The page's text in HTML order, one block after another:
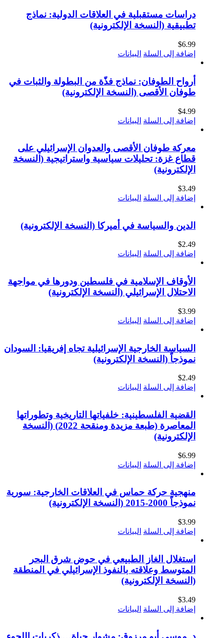
دراسات مستقبلية في العلاقات الدولية: نماذج
تطبيقية (النسخة الإلكترونية)
$6.99
إضافة إلى السلة البيانات
أرواح الطوفان: نماذج فذّة من البطولة والثبات في
طوفان الأقصى (النسخة الإلكترونية)
$4.99
إضافة إلى السلة البيانات
معركة طوفان الأقصى والعدوان الإسرائيلي على
قطاع غزة: تحليلات سياسية واستراتيجية (النسخة
الإلكترونية)
$3.49
إضافة إلى السلة البيانات
الدين والسياسة في أميركا (النسخة الإلكترونية)
$2.49
إضافة إلى السلة البيانات
الأوقاف الإسلامية في فلسطين ودورها في مواجهة
الاحتلال الإسرائيلي (النسخة الإلكترونية)
$3.99
إضافة إلى السلة البيانات
السياسة الخارجية الإسرائيلية تجاه إفريقيا: السودان
نموذجاً (النسخة الإلكترونية)
$2.49
إضافة إلى السلة البيانات
القضية الفلسطينية: خلفياتها التاريخية وتطوراتها
المعاصرة (طبعة مزيدة ومنقحة 2022) (النسخة
الإلكترونية)
$6.99
إضافة إلى السلة البيانات
منهجية حركة حماس في العلاقات الخارجية: سورية
نموذجاً 2000-2015 (النسخة الإلكترونية)
$3.99
إضافة إلى السلة البيانات
استغلال الغاز الطبيعي في حوض شرق البحر
المتوسط وعلاقته بالنفوذ الإسرائيلي في المنطقة
(النسخة الإلكترونية)
$3.49
إضافة إلى السلة البيانات